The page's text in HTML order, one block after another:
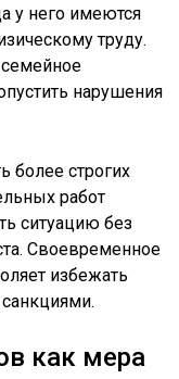
у него имеются
труду.
семейное
нарушения
более строгих
работ
ситуацию без
Своевременное
избежать
как мера